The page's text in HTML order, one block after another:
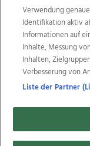
Weitere
TV1 di-
Life Radio
OÖN Karriere
Verwendung
Identifikation aktiv
Informationen auf
Inhalte, Messung
Inhalten,
Verbesserung von
Liste der Partner